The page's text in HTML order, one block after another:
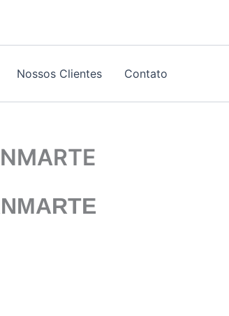
Nossos Clientes Contato